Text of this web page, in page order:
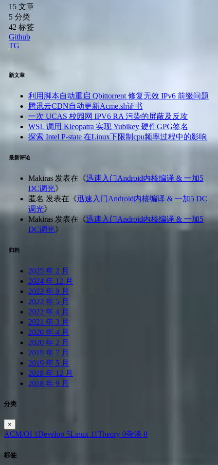
15 文章
5 分类
42 标签
Github
TG
新文章
利用脚本自动重启 Qbittorrent 修复无效 IPv6 前缀问题
腾讯云CDN自动更新Acme.sh证书
一次 UCAS 校园网 IPV6 RA 污染的屏蔽及反攻
WSL 调用 Kleopatra 实现 Yubikey 硬件GPG签名
探索 Intel P-state 在Linux下限制cpu频率过程中的影响
最新评论
Makiras 发表在《迅速入门Android内核编译 & 一加5
DC调光》
匿名 发表在《迅速入门Android内核编译 & 一加5 DC
调光》
Makiras 发表在《迅速入门Android内核编译 & 一加5
DC调光》
归档
2025 年 2 月
2024 年 12 月
2022 年 9 月
2022 年 5 月
2022 年 4 月
2021 年 3 月
2020 年 4 月
2020 年 2 月
2019 年 7 月
2019 年 5 月
2018 年 12 月
2018 年 9 月
分类
×
ACM/OI 1Develop 5Linux 11Theory 0杂谈 0
标签